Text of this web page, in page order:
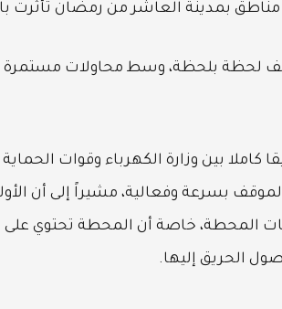
مناطق بمدينة العاشر من رمضان تأثرت
لحظة بلحظة، وسط محاولات
كاملا بين وزارة الكهرباء وقوات
بسرعة وفعالية، مشيراً إلى أن
المحطة، خاصة أن المحطة تحتوي على
الحريق إليها.